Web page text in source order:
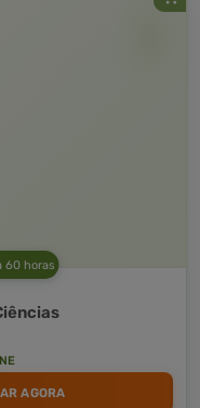
60 horas
AGORA